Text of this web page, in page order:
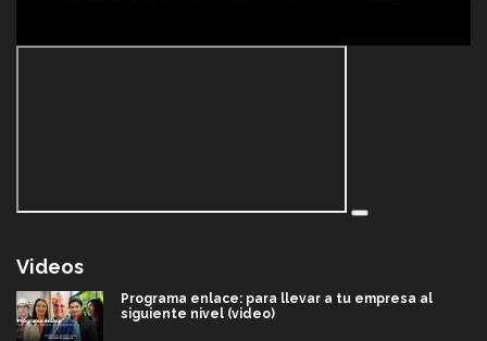
Videos
Programa enlace: para llevar a tu empresa al
siguiente nivel (video)